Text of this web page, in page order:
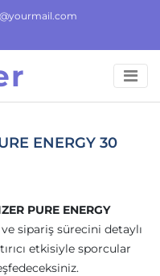
ENERGY 30
PURE ENERGY
sipariş sürecini detaylı
etkisiyle sporcular